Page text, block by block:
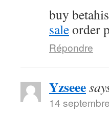
buy
saleorder
Répondre
Yzseee
14